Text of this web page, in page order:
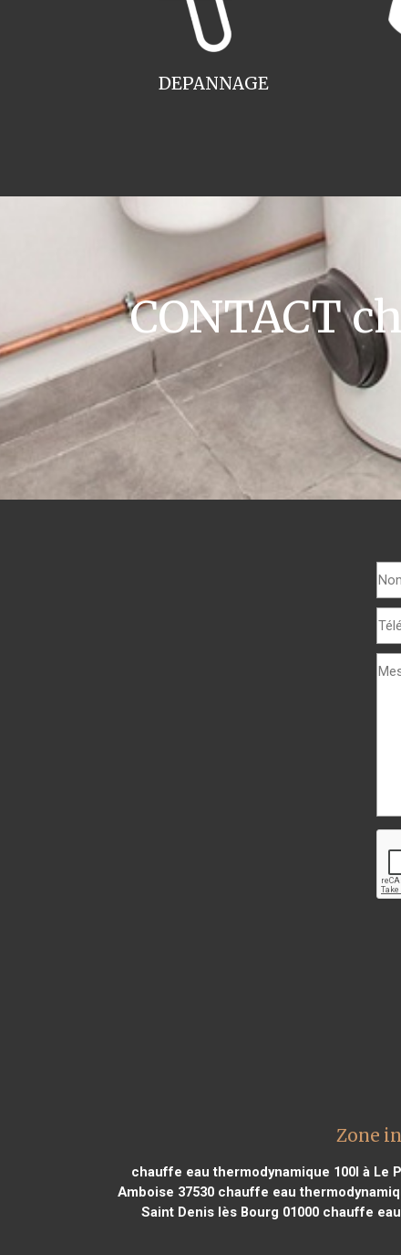
DEPANNAGE
CONTACT
Zone
chauffe eau thermodynamique 100l à Le
Amboise 37530chauffe eau
Saint Denis lès Bourg 01000chauffe eau